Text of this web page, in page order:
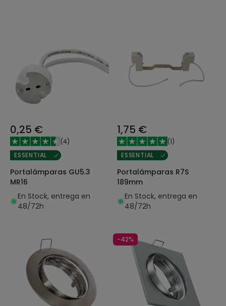
0,25 €
(4)
ESSENTIAL
Portalámparas GU5.3
MR16
En Stock, entrega en
48/72h
1,75 €
(1)
ESSENTIAL
Portalámparas R7S
189mm
En Stock, entrega en
48/72h
-42%